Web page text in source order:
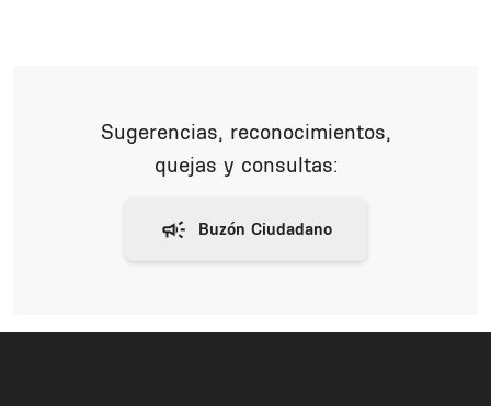
Sugerencias, reconocimientos,
quejas y consultas: